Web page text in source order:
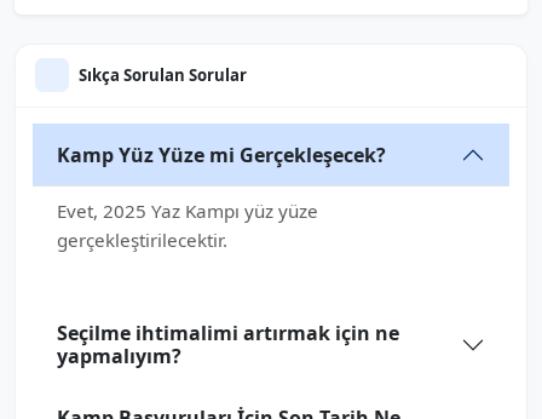
Sıkça Sorulan Sorular
Kamp Yüz Yüze mi Gerçekleşecek?
Evet, 2025 Yaz Kampı yüz yüze
gerçekleştirilecektir.
Seçilme ihtimalimi artırmak için ne
yapmalıyım?